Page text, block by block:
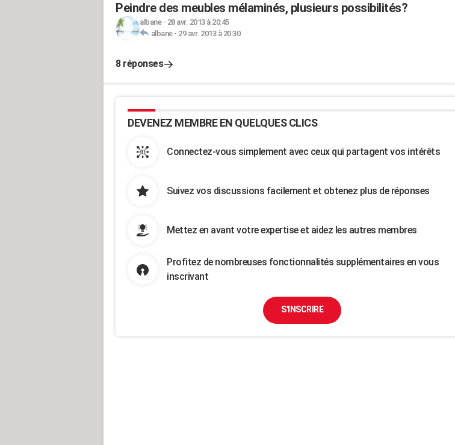
Peindre des meubles mélaminés, plusieurs possibilités?
albane- 28 avr. 2013 à 20:45
albane- 29 avr. 2013 à 20:30
8 réponses
DEVENEZ MEMBRE EN QUELQUES CLICS
Connectez-vous simplement avec ceux qui partagent vos intérêts
Suivez vos discussions facilement et obtenez plus de réponses
Mettez en avant votre expertise et aidez les autres membres
Profitez de nombreuses fonctionnalités supplémentaires en vous
inscrivant
S'INSCRIRE